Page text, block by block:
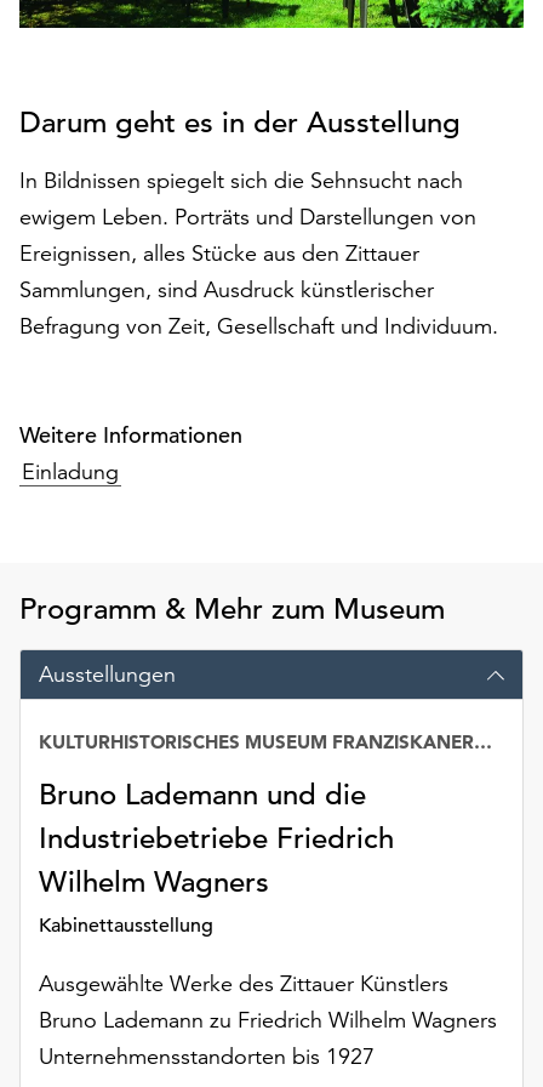
auf
um
alle
Cookies
zu
akzeptieren.
Sie
können
Ihr
Einverständnis
widerrufen.
Dafür
der
die
Schaltfläche
Einstellungen“
zur
Verfügung.
Funktionale
werden
auch
Ihr
Einverständnis
weiterhin
ausgeführt.
Darum geht es in der Ausstellung
In Bildnissen spiegelt sich die Sehnsucht nach
ewigem Leben. Porträts und Darstellungen von
Ereignissen, alles Stücke aus den Zittauer
Sammlungen, sind Ausdruck künstlerischer
Befragung von Zeit, Gesellschaft und Individuum.
Weitere Informationen
Einladung
Programm & Mehr zum Museum
Ausstellungen
Bruno Lademann und die
Industriebetriebe Friedrich
Wilhelm Wagners
Kabinettausstellung
KULTURHISTORISCHES MUSEUM FRANZISKANERKLOSTER
Ausgewählte Werke des Zittauer Künstlers
Bruno Lademann zu Friedrich Wilhelm Wagners
Unternehmensstandorten bis 1927